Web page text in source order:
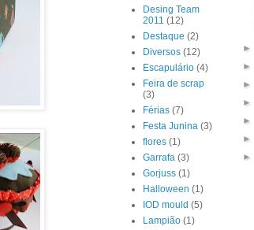
Desing Team
2011 (12)
Destaque (2)
Diversos (12)
Escapulário (4)
Feira de scrap
(3)
Férias (7)
Festa Junina (3)
flores (1)
Garrafa (3)
Gorjuss (1)
Halloween (1)
IOD mould (5)
Lampião (1)
►
►
►
►
►
►
►